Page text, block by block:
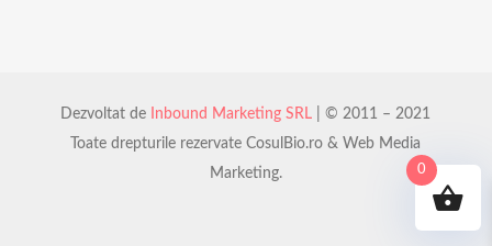
Dezvoltat de Inbound Marketing SRL | © 2011 – 2021
Toate drepturile rezervate CosulBio.ro & Web Media
Marketing.
0